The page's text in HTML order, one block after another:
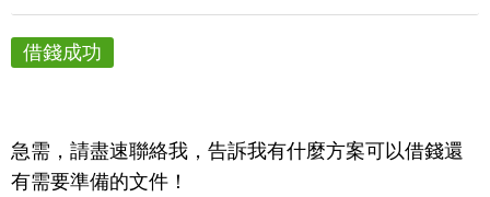
借錢成功
急需，請盡速聯絡我，告訴我有什麼方案可以借錢還
有需要準備的文件！